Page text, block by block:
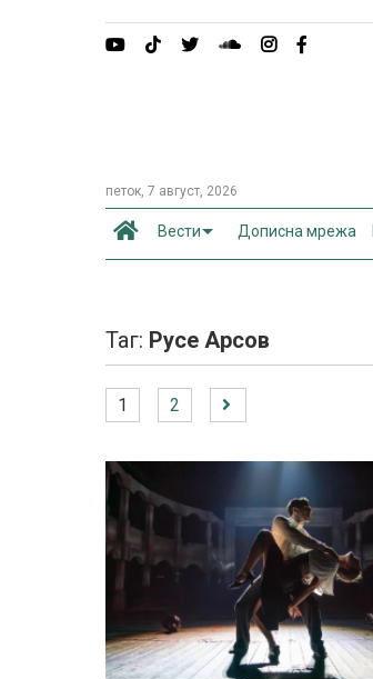
петок, 7 август, 2026
Вести Дописна мрежа
Таг: Русе Арсов
1 2